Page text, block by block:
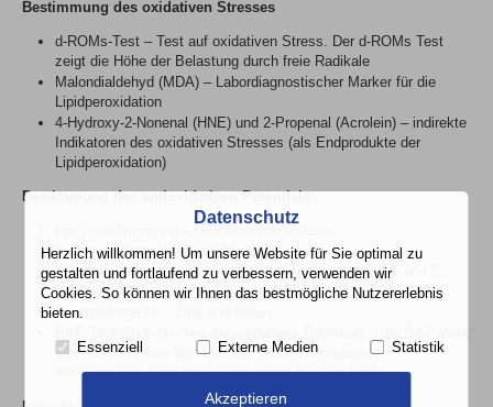
Bestimmung des oxidativen Stresses
d-ROMs-Test – Test auf oxidativen Stress. Der d-ROMs Test
zeigt die Höhe der Belastung durch freie Radikale
Malondialdehyd (MDA) – Labordiagnostischer Marker für die
Lipidperoxidation
4-Hydroxy-2-Nonenal (HNE) und 2-Propenal (Acrolein) – indirekte
Indikatoren des oxidativen Stresses (als Endprodukte der
Lipidperoxidation)
Bestimmung des antioxidativen Potentials
Superoxiddismutasen (SOD) u.a.
Konzentration antioxidativer Substanzen – Vitamine C und E,
reduziertes Glutathion (GFH), Harnsäure
Spurenelemente – Zink und Selen
BAP-Test (Biologisches antioxidatives Potential) – der BAP-Wert
gibt Auskunft über den Zustand des körpereigenen,
antioxidativen Abwehrsystems gegen freie Radikale
Datenschutz
Herzlich willkommen! Um unsere Website für Sie optimal zu
gestalten und fortlaufend zu verbessern, verwenden wir
Cookies. So können wir Ihnen das bestmögliche Nutzererlebnis
bieten.
Essenziell Externe Medien Statistik
Akzeptieren